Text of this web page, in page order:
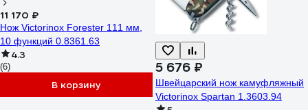
11 170 ₽
Нож Victorinox Forester 111 мм,
10 функций 0.8361.63
4.3
(6)
В корзину
5 676 ₽
Швейцарский нож камуфляжный
Victorinox Spartan 1.3603.94